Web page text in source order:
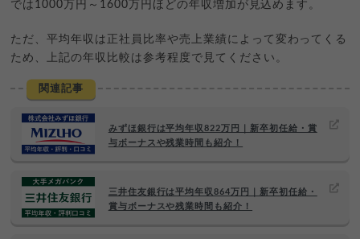
では1000万円～1600万円ほどの年収増加が見込めます。
ただ、平均年収は正社員比率や売上業績によって変わってくる
ため、上記の年収比較は参考程度で見てください。
関連記事
みずほ銀行は平均年収822万円｜新卒初任給・賞
与ボーナスや残業時間も紹介！
三井住友銀行は平均年収864万円｜新卒初任給・
賞与ボーナスや残業時間も紹介！